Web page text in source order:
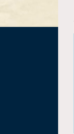
educativa